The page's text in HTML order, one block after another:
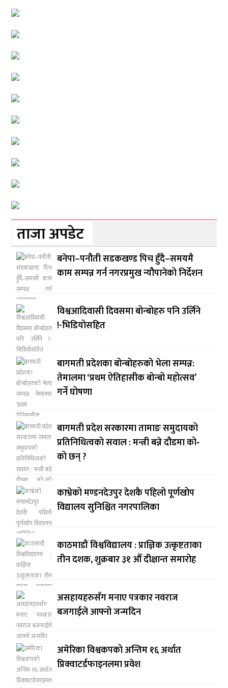
ताजा अपडेट
बनेपा–पनौती सडकखण्ड पिच हुँदै–समयमै
काम सम्पन्न गर्न नगरप्रमुख न्यौपानेको निर्देशन
विश्वआदिवासी दिवसमा बोन्बोहरु पनि उर्लिने
!-भिडियोसहित
बागमती प्रदेशका बोन्बोहरुको भेला सम्पन्न:
तेमालमा ‘प्रथम ऐतिहासीक बोन्बो महोत्सव’
गर्ने घोषणा
बागमती प्रदेश सरकारमा तामाङ समुदायको
प्रतिनिधित्वको सवाल : मन्त्री बन्ने दौडमा को‐
को छन् ?
काभ्रेको मण्डनदेउपुर देशकै पहिलो पूर्णखोप
विद्यालय सुनिश्चित नगरपालिका
काठमाडौं विश्वविद्यालय : प्राज्ञिक उत्कृष्टताका
तीन दशक, शुक्रबार ३१ औँ दीक्षान्त समारोह
असहायहरुसँग मनाए पत्रकार नवराज
बजगाईले आफ्नो जन्मदिन
अमेरिका विश्वकपको अन्तिम १६ अर्थात
प्रिक्वाटर्डफाइनलमा प्रवेश